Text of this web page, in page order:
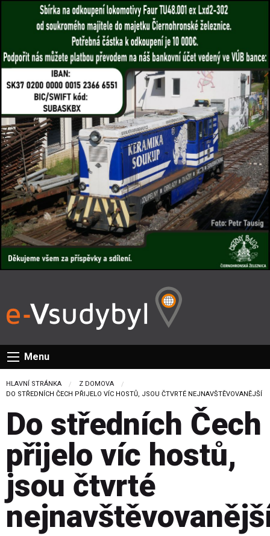
Menu
HLAVNÍ STRÁNKA
Z DOMOVA
CURRENT:
DO STŘEDNÍCH ČECH PŘIJELO VÍC HOSTŮ, JSOU ČTVRTÉ NEJNAVŠTĚVOVANĚJŠÍ
Do středních Čech
přijelo víc hostů,
jsou čtvrté